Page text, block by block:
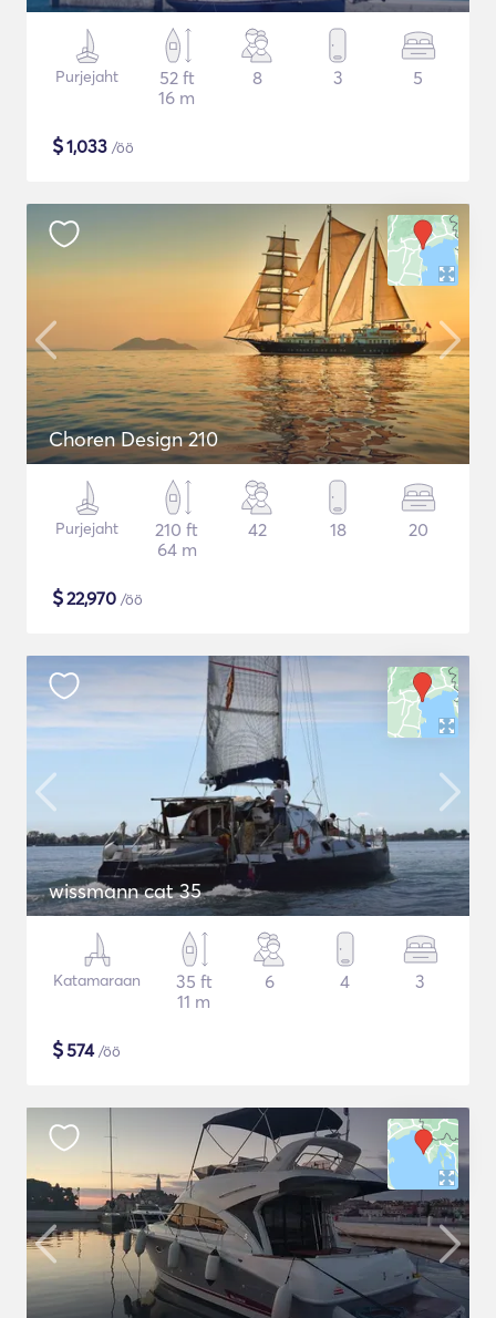
Purjejaht
52 ft
16 m
8 3 5
$1,033 /öö
Choren Design 210
Purjejaht
210 ft
64 m
42 18 20
$22,970 /öö
wissmann cat 35
Katamaraan
35 ft
11 m
6 4 3
$574/öö